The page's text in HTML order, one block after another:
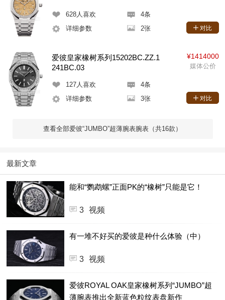
628人喜欢
4条
详细参数
2张 对比
爱彼皇家橡树系列15202BC.ZZ.1
241BC.03
127人喜欢
4条
详细参数
3张
¥1414000
媒体公价
对比
查看全部爱彼“JUMBO”超薄腕表腕表（共16款）
最新文章
能和“鹦鹉螺”正面PK的“橡树”只能是它！
3 视频
有一堆不好买的爱彼是种什么体验（中）
3 视频
爱彼ROYAL OAK皇家橡树系列“JUMBO”超
薄腕表推出全新蓝色粒纹表盘新作